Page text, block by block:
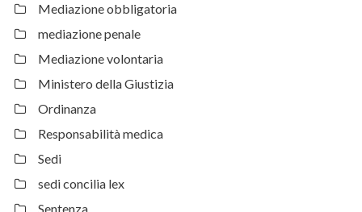
Mediazione obbligatoria
mediazione penale
Mediazione volontaria
Ministero della Giustizia
Ordinanza
Responsabilità medica
Sedi
sedi concilia lex
Sentenza